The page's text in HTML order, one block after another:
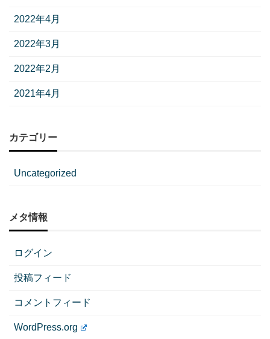
2022年4月
2022年3月
2022年2月
2021年4月
カテゴリー
Uncategorized
メタ情報
ログイン
投稿フィード
コメントフィード
WordPress.org